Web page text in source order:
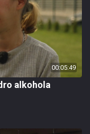
00:05:49
alkohola